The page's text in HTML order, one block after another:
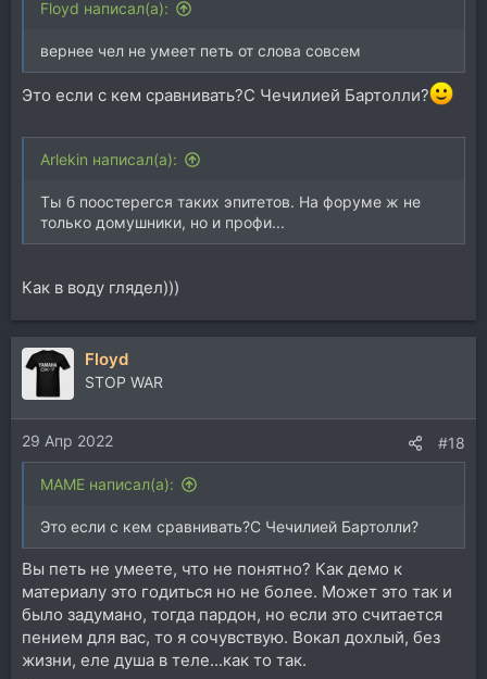
Floyd написал(а):
вернее чел не умеет петь от слова совсем
Это если с кем сравнивать?С Чечилией Бартолли?
Arlekin написал(а):
Ты б поостерегся таких эпитетов. На форуме ж не
только домушники, но и профи...
Как в воду глядел)))
Floyd
STOP WAR
29 Апр 2022 #18
MAME написал(а):
Это если с кем сравнивать?С Чечилией Бартолли?
Вы петь не умеете, что не понятно? Как демо к
материалу это годиться но не более. Может это так и
было задумано, тогда пардон, но если это считается
пением для вас, то я сочувствую. Вокал дохлый, без
жизни, еле душа в теле...как то так.